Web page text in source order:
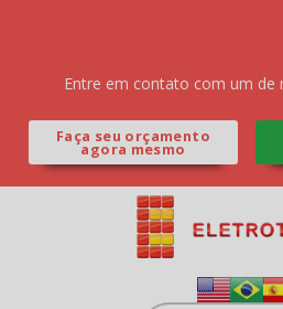
Entre em contato com um de
Faça seu orçamento
agora mesmo